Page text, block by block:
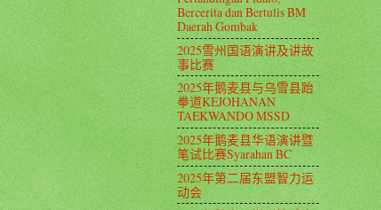
Bercerita dan Bertulis BM
Daerah Gombak
2025雪州国语演讲及讲故
事比赛
2025年鹅麦县与乌雪县跆
拳道KEJOHANAN
TAEKWANDO MSSD
2025年鹅麦县华语演讲暨
笔试比赛Syarahan BC
2025年第二届东盟智力运
动会